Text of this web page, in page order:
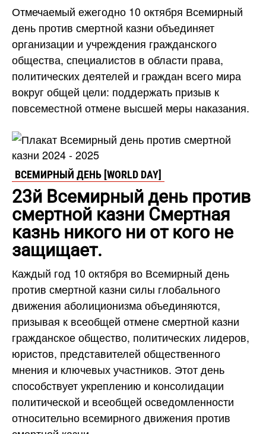
Отмечаемый ежегодно 10 октября Всемирный
день против смертной казни объединяет
организации и учреждения гражданского
общества, специалистов в области права,
политических деятелей и граждан всего мира
вокруг общей цели: поддержать призыв к
повсеместной отмене высшей меры наказания.
ВСЕМИРНЫЙ ДЕНЬ [WORLD DAY]
23й Всемирный день против
смертной казни Смертная
казнь никого ни от кого не
защищает.
Каждый год 10 октября во Всемирный день
против смертной казни силы глобального
движения аболиционизма объединяются,
призывая к всеобщей отмене смертной казни
гражданское общество, политических лидеров,
юристов, представителей общественного
мнения и ключевых участников. Этот день
способствует укреплению и консолидации
политической и всеобщей осведомленности
относительно всемирного движения против